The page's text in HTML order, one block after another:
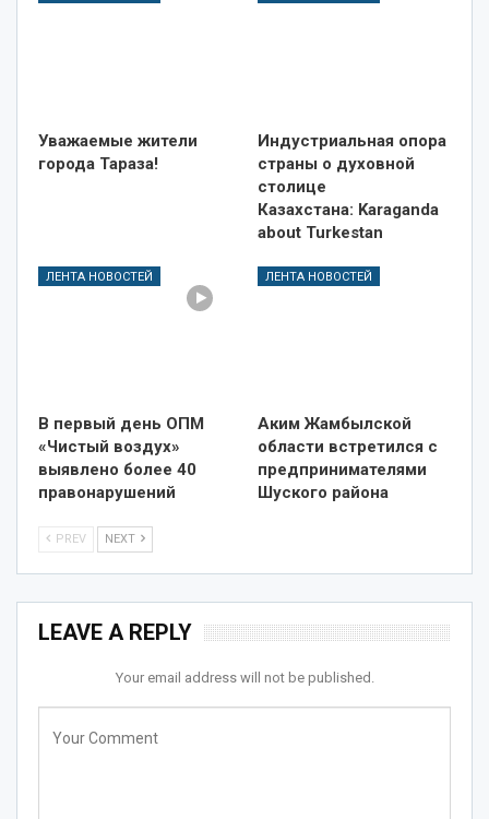
Уважаемые жители
города Тараза!
Индустриальная опора
страны о духовной
столице
Казахстана: Karaganda
about Turkestan
ЛЕНТА НОВОСТЕЙ
В первый день ОПМ
«Чистый воздух»
выявлено более 40
правонарушений
ЛЕНТА НОВОСТЕЙ
Аким Жамбылской
области встретился с
предпринимателями
Шуского района
PREV NEXT
LEAVE A REPLY
Your email address will not be published.